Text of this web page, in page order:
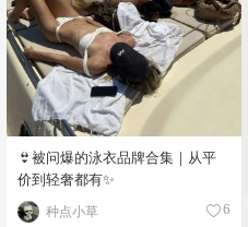
👙被问爆的泳衣品牌合集｜从平
价到轻奢都有✨
种点小草 6